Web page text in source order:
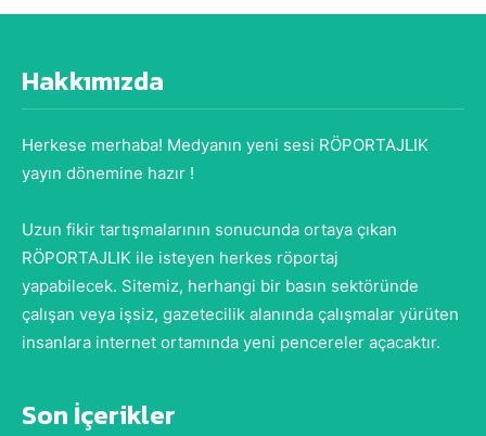
Hakkımızda
Herkese merhaba! Medyanın yeni sesi RÖPORTAJLIK
yayın dönemine hazır !
Uzun fikir tartışmalarının sonucunda ortaya çıkan
RÖPORTAJLIK ile isteyen herkes röportaj
yapabilecek. Sitemiz, herhangi bir basın sektöründe
çalışan veya işsiz, gazetecilik alanında çalışmalar yürüten
insanlara internet ortamında yeni pencereler açacaktır.
Son İçerikler